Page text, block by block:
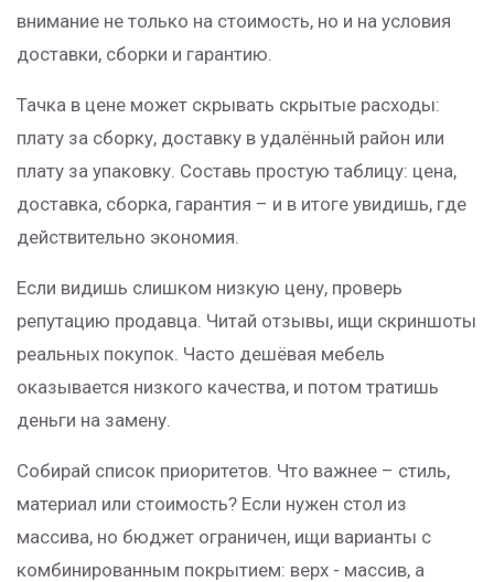
внимание не только на стоимость, но и на условия
доставки, сборки и гарантию.
Тачка в цене может скрывать скрытые расходы:
плату за сборку, доставку в удалённый район или
плату за упаковку. Составь простую таблицу: цена,
доставка, сборка, гарантия – и в итоге увидишь, где
действительно экономия.
Если видишь слишком низкую цену, проверь
репутацию продавца. Читай отзывы, ищи скриншоты
реальных покупок. Часто дешёвая мебель
оказывается низкого качества, и потом тратишь
деньги на замену.
Собирай список приоритетов. Что важнее – стиль,
материал или стоимость? Если нужен стол из
массива, но бюджет ограничен, ищи варианты с
комбинированным покрытием: верх - массив, а